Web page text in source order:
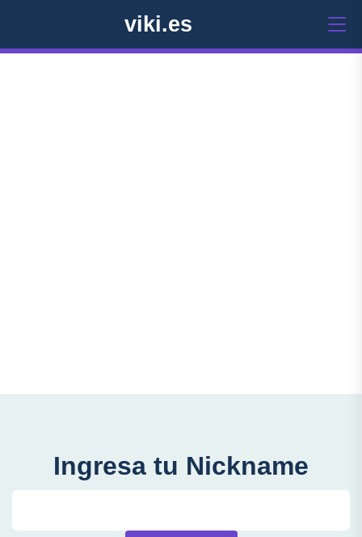
viki.es
Ingresa tu Nickname